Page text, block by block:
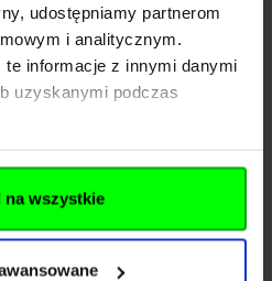
udostępniamy partnerom
i analitycznym.
te informacje z innymi danymi
uzyskanymi podczas
na wszystkie
Carretera Santa Creu de
Calafell Nº 43
08-830 Sant Boi de
Barcelona
gamo@gamo.com